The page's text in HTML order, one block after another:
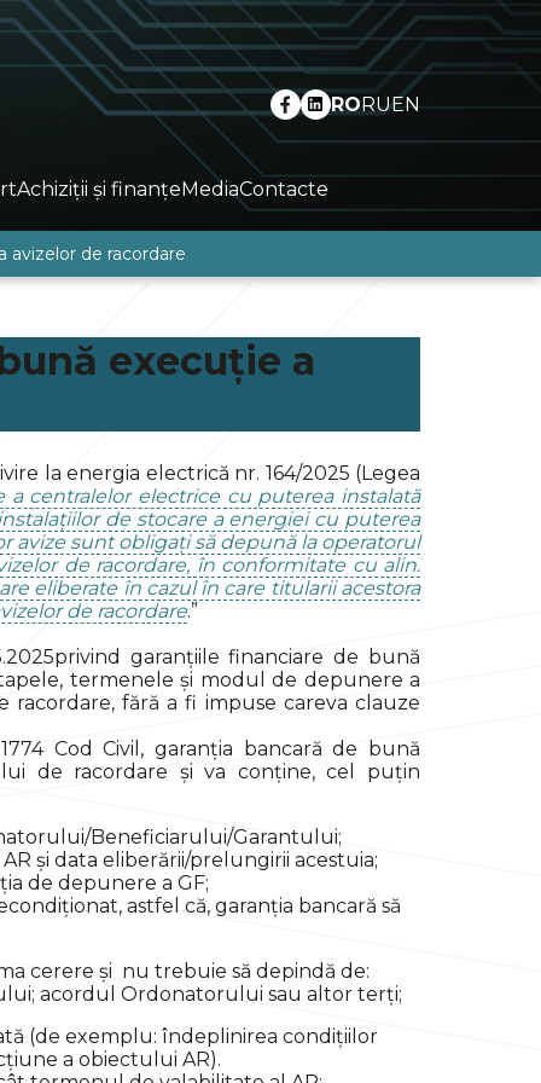
RORUEN
Achiziții și finanțeMediaContacte
avizelor de racordare
execuție a
la energia electrică nr. 164/2025 (Legea
a centralelor electrice cu puterea instalată
de stocare a energiei cu puterea
avize sunt obligați să depună la operatorul
de racordare, în conformitate cu alin.
eliberate în cazul în care titularii acestora
de racordare.”
garanțiile financiare de bună
termenele și modul de depunere a
fără a fi impuse careva clauze
Cod Civil, garanția bancară de bună
de racordare și va conține, cel puțin
Beneficiarului/Garantului;
și data eliberării/prelungirii acestuia;
de depunere a GF;
astfel că, garanția bancară să
cerere și nu trebuie să depindă de:
acordul Ordonatorului sau altor terți;
(de exemplu: îndeplinirea condițiilor
a obiectului AR).